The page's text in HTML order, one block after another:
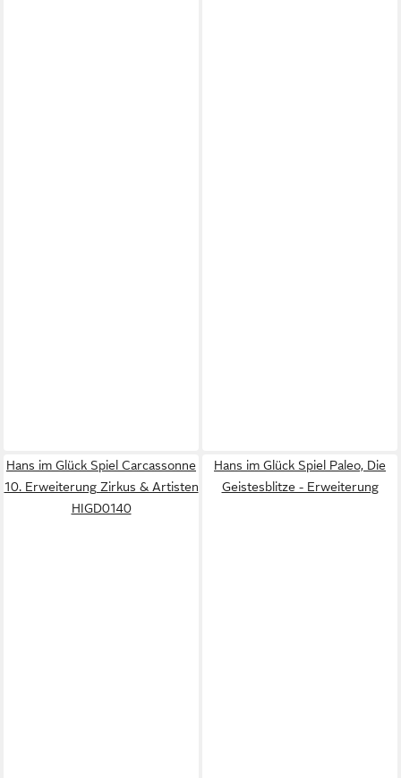
Hans im Glück Spiel Carcassonne
10. Erweiterung Zirkus & Artisten
HIGD0140
Hans im Glück Spiel Paleo, Die
Geistesblitze - Erweiterung